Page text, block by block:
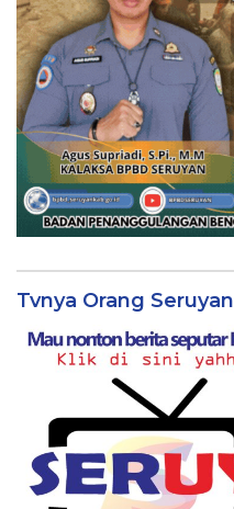
Tvnya Orang Seruyan